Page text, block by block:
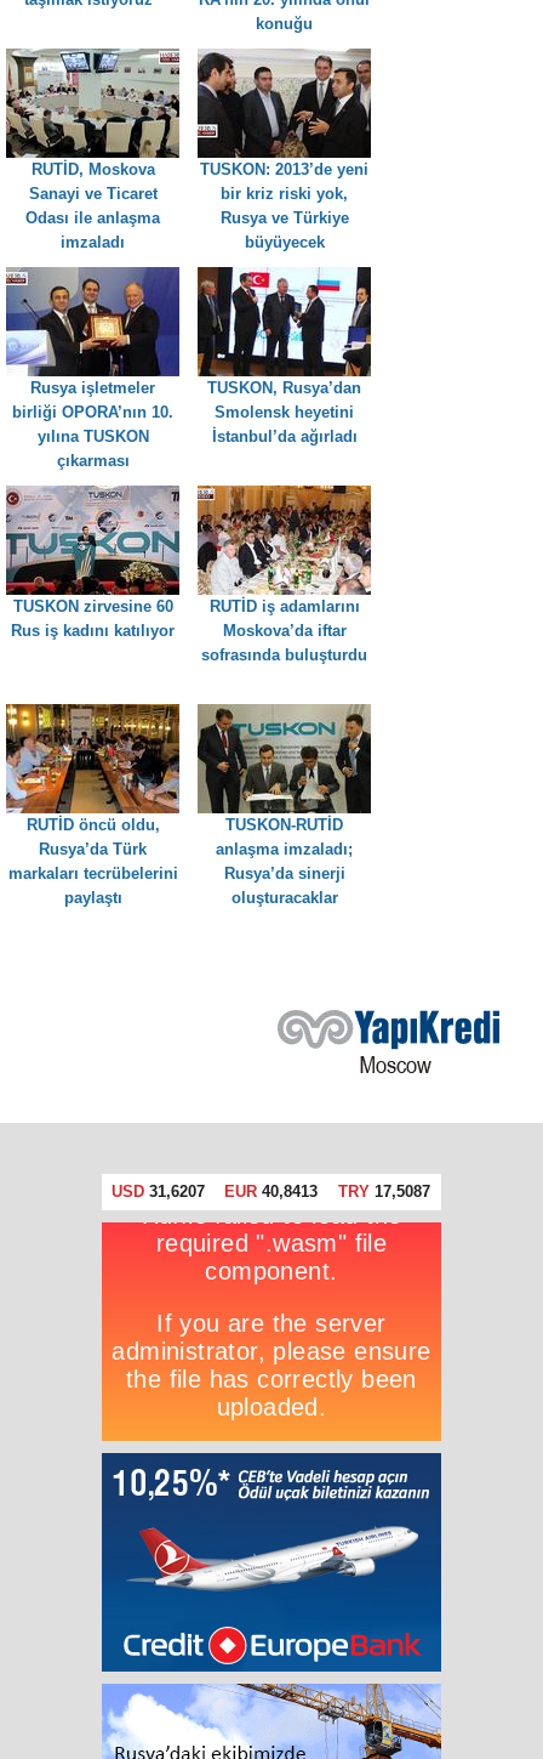
konuğu
RUTİD, Moskova
Sanayi ve Ticaret
Odası ile anlaşma
imzaladı
TUSKON: 2013’de yeni
bir kriz riski yok,
Rusya ve Türkiye
büyüyecek
Rusya işletmeler
birliği OPORA’nın 10.
yılına TUSKON
çıkarması
TUSKON, Rusya’dan
Smolensk heyetini
İstanbul’da ağırladı
TUSKON zirvesine 60
Rus iş kadını katılıyor
RUTİD iş adamlarını
Moskova’da iftar
sofrasında buluşturdu
RUTİD öncü oldu,
Rusya’da Türk
markaları tecrübelerini
paylaştı
TUSKON-RUTİD
anlaşma imzaladı;
Rusya’da sinerji
oluşturacaklar
USD 31,6207 EUR 40,8413 TRY 17,5087